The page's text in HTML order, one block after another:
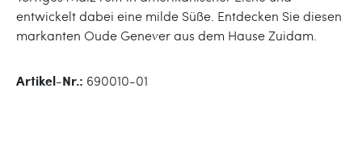
entwickelt dabei eine milde Süße. Entdecken Sie diesen
markanten Oude Genever aus dem Hause Zuidam.
Artikel-Nr.: 690010-01